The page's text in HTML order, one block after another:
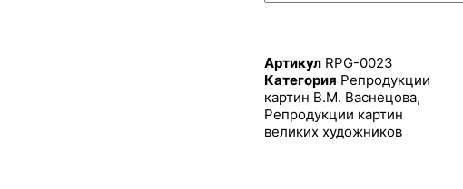
Артикул RPG-0023
Категория Репродукции
картин В.М. Васнецова,
Репродукции картин
великих художников